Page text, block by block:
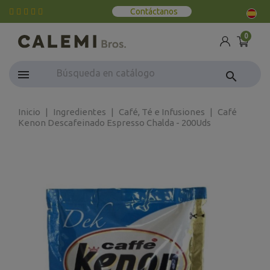
Contáctanos
0
search
Inicio Ingredientes Café, Té e Infusiones
Café
Kenon Descafeinado Espresso Chalda - 200Uds